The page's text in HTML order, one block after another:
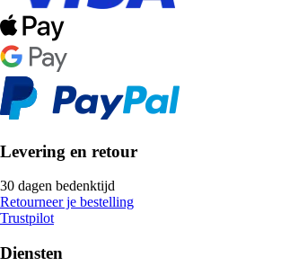
Levering en retour
30 dagen bedenktijd
Retourneer je bestelling
Trustpilot
Diensten